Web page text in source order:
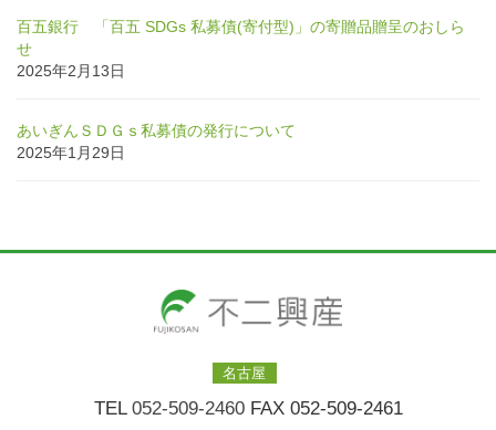
百五銀行 「百五 SDGs 私募債(寄付型)」の寄贈品贈呈のおしら
せ
2025年2月13日
あいぎんＳＤＧｓ私募債の発行について
2025年1月29日
名古屋
TEL 052-509-2460FAX 052-509-2461